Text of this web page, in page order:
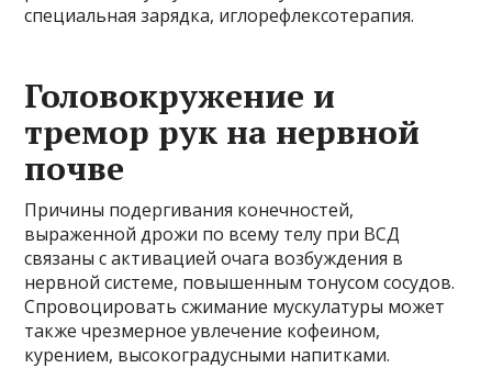
специальная зарядка, иглорефлексотерапия.
Головокружение и
тремор рук на нервной
почве
Причины подергивания конечностей,
выраженной дрожи по всему телу при ВСД
связаны с активацией очага возбуждения в
нервной системе, повышенным тонусом сосудов.
Спровоцировать сжимание мускулатуры может
также чрезмерное увлечение кофеином,
курением, высокоградусными напитками.